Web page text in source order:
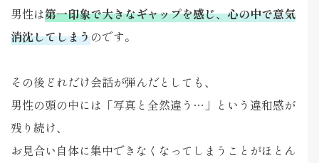
男性は第一印象で大きなギャップを感じ、心の中で意気
消沈してしまうのです。
その後どれだけ会話が弾んだとしても、
男性の頭の中には「写真と全然違う…」という違和感が
残り続け、
お見合い自体に集中できなくなってしまうことがほとん